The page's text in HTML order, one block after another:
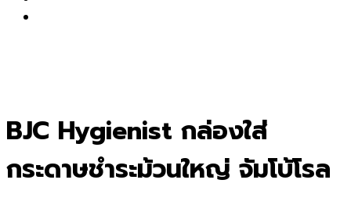
BJC Hygienist กล่องใส่
กระดาษชำระม้วนใหญ่ จัมโบ้โรล